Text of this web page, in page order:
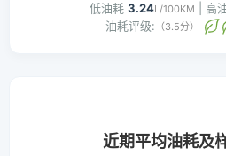
低油耗 3.24L/100KM | 高
油耗评级: （3.5分）